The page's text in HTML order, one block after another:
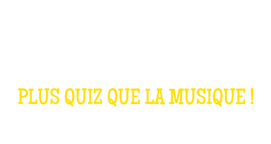
PLUS QUIZ QUE LA MUSIQUE !